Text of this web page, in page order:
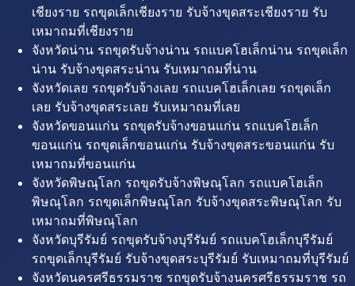
เชียงราย รถขุดเล็กเชียงราย รับจ้างขุดสระเชียงราย รับ
เหมาถมที่เชียงราย
จังหวัดน่าน รถขุดรับจ้างน่าน รถแบคโฮเล็กน่าน รถขุดเล็ก
น่าน รับจ้างขุดสระน่าน รับเหมาถมที่น่าน
จังหวัดเลย รถขุดรับจ้างเลย รถแบคโฮเล็กเลย รถขุดเล็ก
เลย รับจ้างขุดสระเลย รับเหมาถมที่เลย
จังหวัดขอนแก่น รถขุดรับจ้างขอนแก่น รถแบคโฮเล็ก
ขอนแก่น รถขุดเล็กขอนแก่น รับจ้างขุดสระขอนแก่น รับ
เหมาถมที่ขอนแก่น
จังหวัดพิษณุโลก รถขุดรับจ้างพิษณุโลก รถแบคโฮเล็ก
พิษณุโลก รถขุดเล็กพิษณุโลก รับจ้างขุดสระพิษณุโลก รับ
เหมาถมที่พิษณุโลก
จังหวัดบุรีรัมย์ รถขุดรับจ้างบุรีรัมย์ รถแบคโฮเล็กบุรีรัมย์
รถขุดเล็กบุรีรัมย์ รับจ้างขุดสระบุรีรัมย์ รับเหมาถมที่บุรีรัมย์
จังหวัดนครศรีธรรมราช รถขุดรับจ้างนครศรีธรรมราช รถ